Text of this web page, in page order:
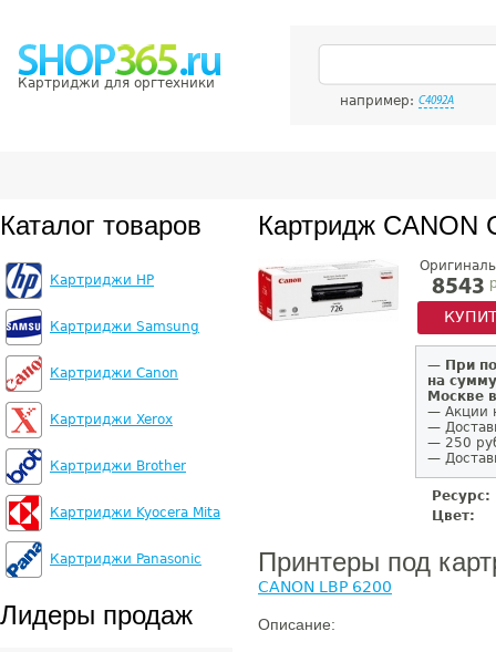
Картриджи для оргтехники
например: C4092A
Каталог товаров
Картриджи HP
Картриджи Samsung
Картриджи Canon
Картриджи Xerox
Картриджи Brother
Картриджи Kyocera Mita
Картриджи Panasonic
Лидеры продаж
Картридж CANON
8543
— При
на
Москве
— Акции
—
— 250
—
Ресурс:
Цвет:
Принтеры под
CANON LBP 6200
Описание: